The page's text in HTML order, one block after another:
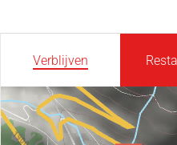
Verblijven